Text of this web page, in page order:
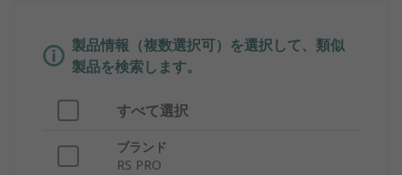
製品情報（複数選択可）を選択して、類似
製品を検索します。
すべて選択
ブランド
RS PRO